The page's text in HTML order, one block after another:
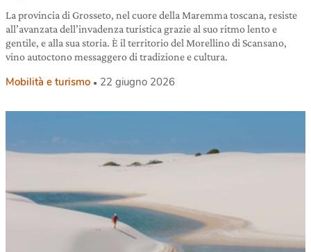
La provincia di Grosseto, nel cuore della Maremma toscana, resiste
all’avanzata dell’invadenza turistica grazie al suo ritmo lento e
gentile, e alla sua storia. È il territorio del Morellino di Scansano,
vino autoctono messaggero di tradizione e cultura.
Mobilità e turismo 22 giugno 2026